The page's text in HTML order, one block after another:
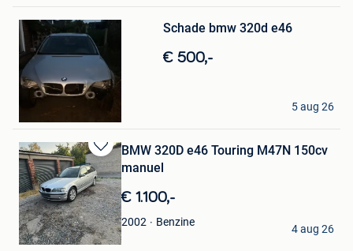
in
Mijn
Favorieten
Schade bmw 320d e46
€ 500,-
Tijmen
5 aug 26
Bewaren
in
Mijn
Favorieten
BMW 320D e46 Touring M47N 150cv
manuel ️
€ 1.100,-
2002 Benzine
PEPE
Wandre
4 aug 26